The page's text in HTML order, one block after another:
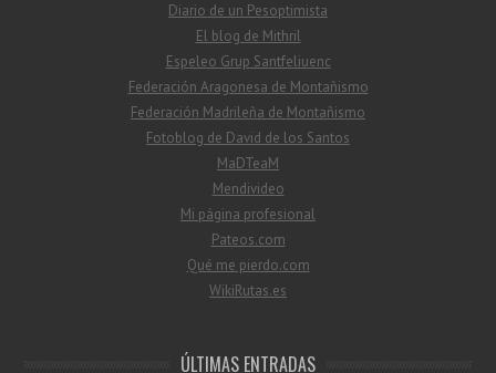
Diario de un Pesoptimista
El blog de Mithril
Espeleo Grup Santfeliuenc
Federación Aragonesa de Montañismo
Federación Madrileña de Montañismo
Fotoblog de David de los Santos
MaDTeaM
Mendivideo
Mi página profesional
Pateos.com
Qué me pierdo.com
WikiRutas.es
ÚLTIMAS ENTRADAS